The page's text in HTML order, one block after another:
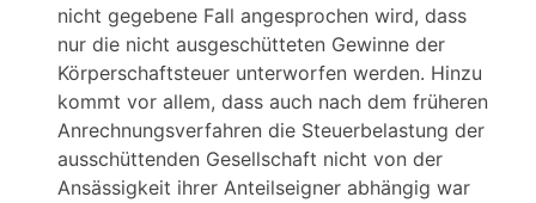
nicht gegebene Fall angesprochen wird, dass
nur die nicht ausgeschütteten Gewinne der
Körperschaftsteuer unterworfen werden. Hinzu
kommt vor allem, dass auch nach dem früheren
Anrechnungsverfahren die Steuerbelastung der
ausschüttenden Gesellschaft nicht von der
Ansässigkeit ihrer Anteilseigner abhängig war